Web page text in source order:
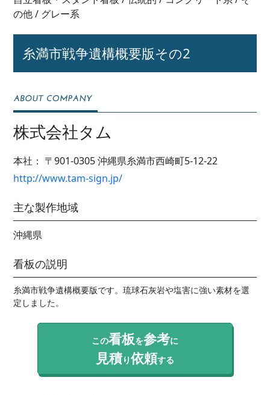
の他/ グレー系
糸満市戦争遺構概要版その2
株式会社タム
本社： 〒901-0305沖縄県糸満市西崎町5-12-22
http://www.tam-sign.jp/
主な製作地域
沖縄県
看板の説明
糸満市戦争遺構概要版です。琉球石灰岩や塩害に強い素材を選
定しました。
この看板を参考に
見積り依頼する